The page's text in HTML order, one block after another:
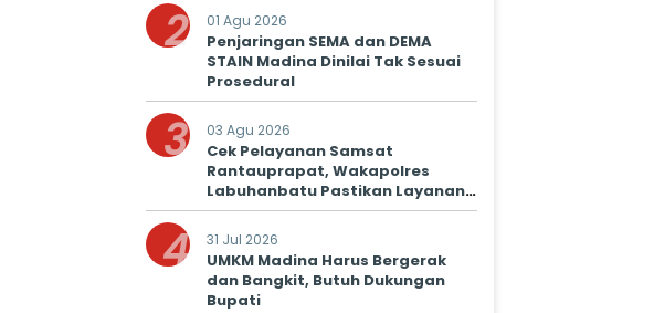
2 01 Agu 2026
Penjaringan SEMA dan DEMA
STAIN Madina Dinilai Tak Sesuai
Prosedural
3 03 Agu 2026
Cek Pelayanan Samsat
Rantauprapat, Wakapolres
Labuhanbatu Pastikan Layanan
Prima untuk Masyarakat
4 31 Jul 2026
UMKM Madina Harus Bergerak
dan Bangkit, Butuh Dukungan
Bupati